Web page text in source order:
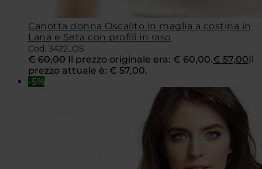
Canotta donna Oscalito in maglia a costina in
Lana e Seta con profili in raso
Cod. 3422_OS
€60,00 Il prezzo originale era: € 60,00.€ 57,00Il
prezzo attuale è: € 57,00.
-5%